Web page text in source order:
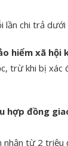
lần chi trả
hiểm xã hội
trừ khi bị xác
hợp đồng
nhận từ 2 triệu